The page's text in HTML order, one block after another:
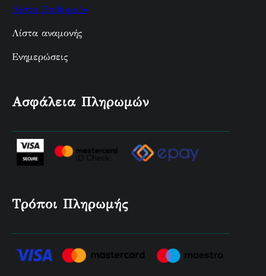
Λίστα Επιθυμιών
Λίστα αναμονής
Ενημερώσεις
Ασφάλεια Πληρωμών
Τρόποι Πληρωμής